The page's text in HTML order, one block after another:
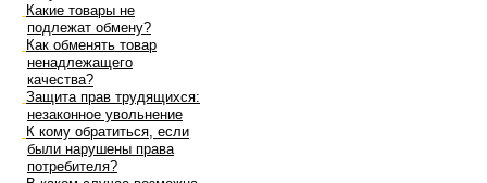
Какие товары не
подлежат обмену?
Как обменять товар
ненадлежащего
качества?
Защита прав трудящихся:
незаконное увольнение
К кому обратиться, если
были нарушены права
потребителя?